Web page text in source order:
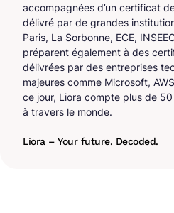
accompagnées d’un certificat
délivré par de grandes
Paris, La Sorbonne, ECE,
préparent également à des
délivrées par des entreprises
majeures comme Microsoft,
ce jour, Liora compte plus de
à travers le monde.
Liora – Your future. Decoded.